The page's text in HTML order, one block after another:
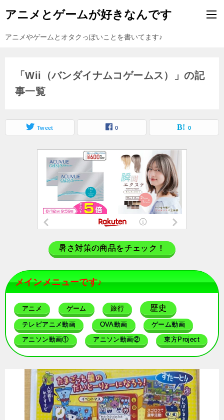
アニメとゲームが好きなんです
アニメやゲームとオタクっぽいことを書いてます♪
「Wii（バンダイナムコゲームス）」の記
事一覧
Tweet 0 0
暑さ対策の商品をチェック！
メインメニューです♪
アニメ ゲーム 旅行 歴史
テレビアニメ動画 OVA動画 ゲーム動画
アニソン動画① アニソン動画② 東方Project